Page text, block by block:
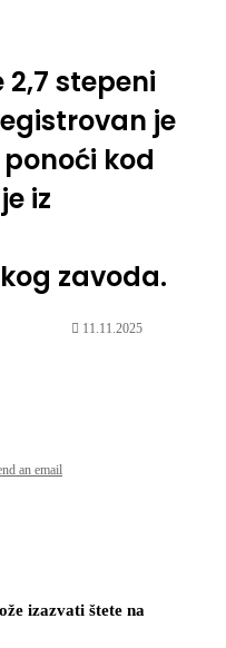
stepeni
je
kod
iz
zavoda.
an email
11.11.2025
izazvati štete na